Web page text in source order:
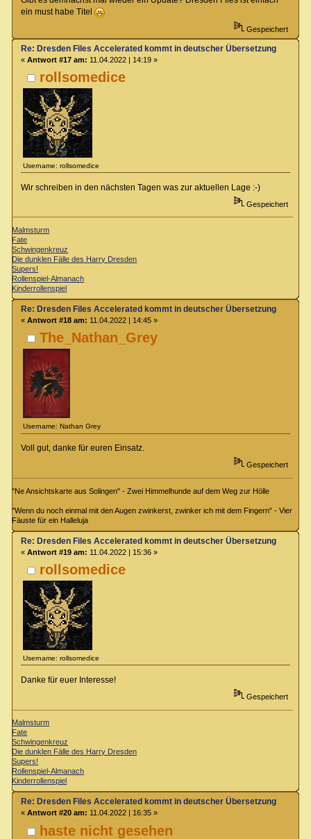
ein must habe Titel
Gespeichert
rollsomedice
Username: rollsomedice
Re: Dresden Files Accelerated kommt in deutscher Übersetzung
« Antwort #17 am: 11.04.2022 | 14:19 »
Wir schreiben in den nächsten Tagen was zur aktuellen Lage :-)
Gespeichert
Malmsturm
Fate
Schwingenkreuz
Die dunklen Fälle des Harry Dresden
Supers!
Rollenspiel-Almanach
Kinderrollenspiel
The_Nathan_Grey
Username: Nathan Grey
Re: Dresden Files Accelerated kommt in deutscher Übersetzung
« Antwort #18 am: 11.04.2022 | 14:45 »
Voll gut, danke für euren Einsatz.
Gespeichert
"Ne Ansichtskarte aus Solingen" - Zwei Himmelhunde auf dem Weg zur Hölle
"Wenn du noch einmal mit den Augen zwinkerst, zwinker ich mit dem Fingern" - Vier
Fäuste für ein Halleluja
rollsomedice
Username: rollsomedice
Re: Dresden Files Accelerated kommt in deutscher Übersetzung
« Antwort #19 am: 11.04.2022 | 15:36 »
Danke für euer Interesse!
Gespeichert
Malmsturm
Fate
Schwingenkreuz
Die dunklen Fälle des Harry Dresden
Supers!
Rollenspiel-Almanach
Kinderrollenspiel
haste nicht gesehen
Re: Dresden Files Accelerated kommt in deutscher Übersetzung
« Antwort #20 am: 11.04.2022 | 16:35 »